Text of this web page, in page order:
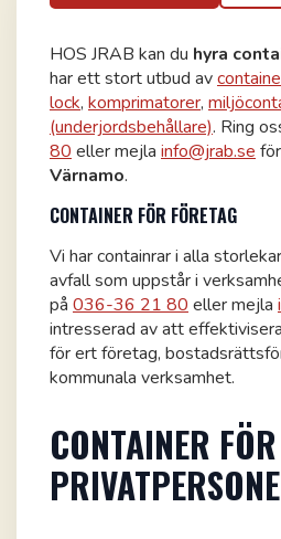
HOS JRAB kan du hyra
har ett stort utbud av
lock, komprimatorer,
(underjordsbehållare). Ring
80 eller mejla info@jrab.se
Värnamo.
CONTAINER FÖR FÖRETAG
Vi har containrar i alla
avfall som uppstår i
på 036-36 21 80 eller mejla
intresserad av att
för ert företag,
kommunala verksamhet.
CONTAINER FÖR